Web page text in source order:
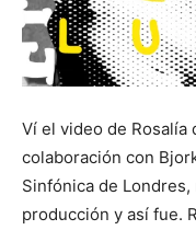
Ví el video de Rosalía
colaboración con
Sinfónica de
producción y así fue.